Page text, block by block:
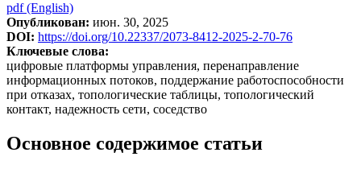
pdf (English)
Опубликован: июн. 30, 2025
DOI: https://doi.org/10.22337/2073-8412-2025-2-70-76
Ключевые слова:
цифровые платформы управления, перенаправление
информационных потоков, поддержание работоспособности
при отказах, топологические таблицы, топологический
контакт, надежность сети, соседство
Основное содержимое статьи